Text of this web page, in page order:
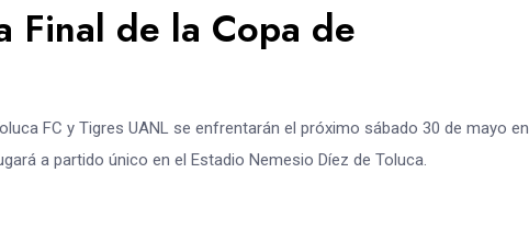
Final de la Copa de
FC y Tigres UANL se enfrentarán el próximo sábado 30 de mayo en
a partido único en el Estadio Nemesio Díez de Toluca.